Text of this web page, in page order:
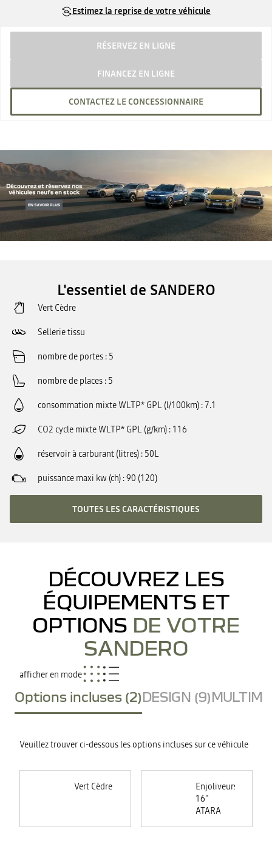
Estimez la reprise de votre véhicule
RÉSERVEZ EN LIGNE
FINANCEZ EN LIGNE
CONTACTEZ LE CONCESSIONNAIRE
L'essentiel de SANDERO
Vert Cèdre
Sellerie tissu
nombre de portes 5
nombre de places 5
consommation mixte WLTP* GPL (l/100km) 7.1
CO2 cycle mixte WLTP* GPL (g/km) 116
réservoir à carburant (litres) 50L
puissance maxi kw (ch) 90 (120)
TOUTES LES CARACTÉRISTIQUES
DÉCOUVREZ LES
ÉQUIPEMENTS ET
OPTIONS DE VOTRE
SANDERO
afficher en mode
Options incluses (2)DESIGN (9)
Veuillez trouver ci-dessous les options incluses sur ce véhicule
Vert Cèdre
Enjoliveurs
16"
ATARA